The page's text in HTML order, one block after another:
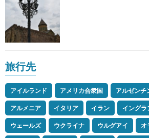
旅行先
アイルランド アメリカ合衆国 アルゼンチ
アルメニア
イタリア イラン イングラ
ウェールズ
ウクライナ ウルグアイ オ